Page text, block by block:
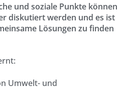
und soziale Punkte können
diskutiert werden und es ist
Lösungen zu finden
Umwelt- und